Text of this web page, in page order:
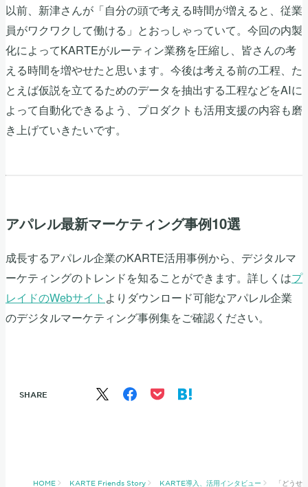
以前、新津さんが「自分の頭で考える時間が増えると、従業
員がワクワクして働ける」とおっしゃっていて。今回の内製
化によってKARTEがルーティン業務を圧縮し、皆さんの考
える時間を増やせたと思います。今後は考える前の工程、た
とえば仮説を立てるためのデータを抽出する工程などをAIに
よって自動化できるよう、プロダクトも活用支援の内容も磨
き上げていきたいです。
アパレル最新マーケティング事例10選
成長するアパレル企業のKARTE活用事例から、デジタルマ
ーケティングのトレンドを知ることができます。詳しくはプ
レイドのWebサイト よりダウンロード可能なアパレル企業
のデジタルマーケティング事例集をご確認ください。
SHARE
HOME KARTE Friends Story KARTE導入、活用インタビュー 「どう